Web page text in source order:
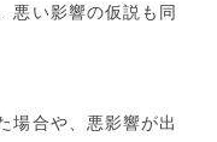
悪い影響の仮説も同
場合や、悪影響が出